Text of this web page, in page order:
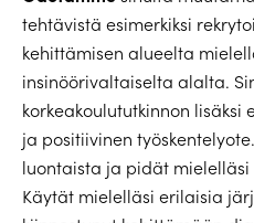
tehtävistä esimerkiksi
kehittämisen alueelta
insinöörivaltaiselta alalta.
korkeakoulututkinnon
ja positiivinen
luontaista ja pidät mielelläsi
Käytät mielelläsi erilaisia